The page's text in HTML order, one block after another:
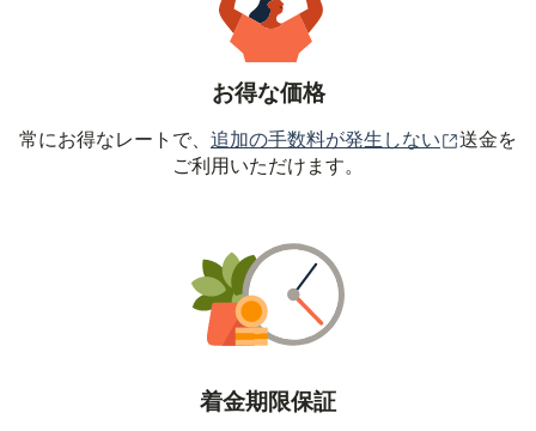
お得な価格
常にお得なレートで、 追加の手数料が発生しない （別ウ
送金を
ご利用いただけます。
着金期限保証